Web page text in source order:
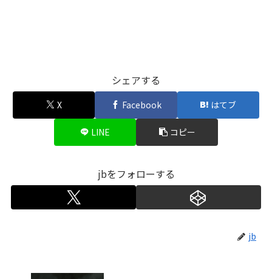
シェアする
X Facebook はてブ
LINE コピー
jbをフォローする
jb